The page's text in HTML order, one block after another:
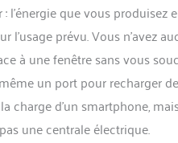
que vous
prévu. Vous n’avez
à une fenêtre sans vous
un port pour recharger
charge d’un smartphone,
une centrale électrique.